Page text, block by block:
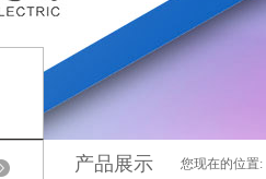
产品展示 您现在的位置: